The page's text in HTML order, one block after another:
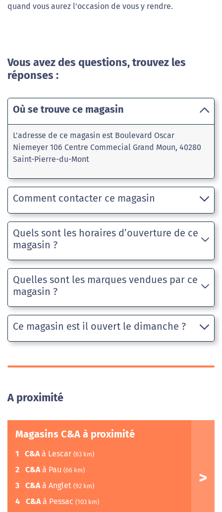
quand vous aurez l'occasion de vous y rendre.
Vous avez des questions, trouvez les
réponses :
Où se trouve ce magasin
L'adresse de ce magasin est Boulevard Oscar
Niemeyer 106 Centre Commecial Grand Moun, 40280
Saint-Pierre-du-Mont
Comment contacter ce magasin
Quels sont les horaires d’ouverture de ce
magasin ?
Quelles sont les marques vendues par ce
magasin ?
Ce magasin est il ouvert le dimanche ?
A proximité
Magasins C&A à proximité
1 C&Aà Lescar (63 km)
2 C&Aà Pau (66 km)
3 C&Aà Anglet (92 km)
4 C&Aà Pessac (103 km)